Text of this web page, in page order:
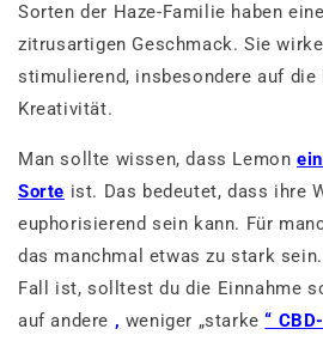
Sorten der Haze-Familie haben
zitrusartigen Geschmack. Sie
stimulierend, insbesondere auf die
Kreativität.
Man sollte wissen, dass Lemon
Sorte ist. Das bedeutet, dass ihre
euphorisierend sein kann. Für
das manchmal etwas zu stark
Fall ist, solltest du die Einnahme
auf andere , weniger „starke“